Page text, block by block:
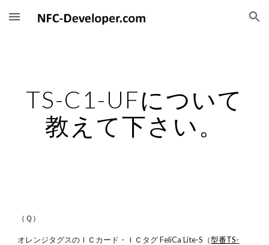
Skip to main content Skip to navigation
TS-C1-UFについて
教えて下さい。
（Ｑ）
オレンジタグスのＩＣカード・ＩＣタグ FeliCa Lite-S（型番TS-